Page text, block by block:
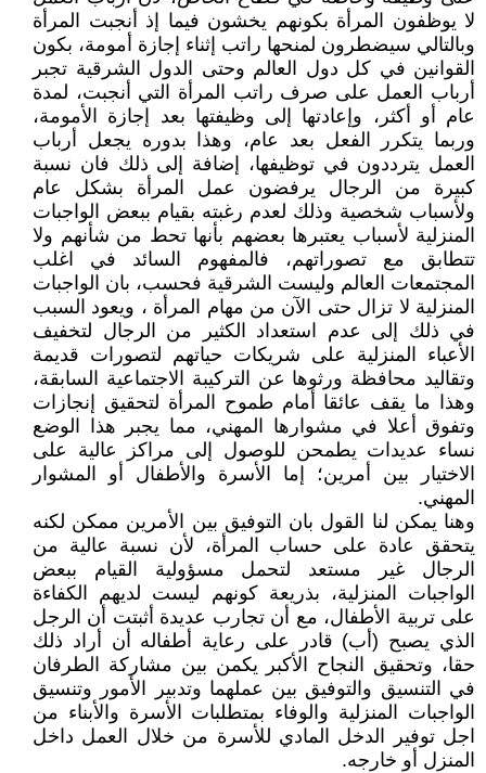
لا يوظفون المرأة بكونهم يخشون فيما إذ أنجبت المرأة
وبالتالي سيضطرون لمنحها راتب إثناء إجازة أمومة، بكون
القوانين في كل دول العالم وحتى الدول الشرقية تجبر
أرباب العمل على صرف راتب المرأة التي أنجبت، لمدة
عام أو أكثر، وإعادتها إلى وظيفتها بعد إجازة الأمومة،
وربما يتكرر الفعل بعد عام، وهذا بدوره يجعل أرباب
العمل يترددون في توظيفها، إضافة إلى ذلك فان نسبة
كبيرة من الرجال يرفضون عمل المرأة بشكل عام
ولأسباب شخصية وذلك لعدم رغبته بقيام ببعض الواجبات
المنزلية لأسباب يعتبرها بعضهم بأنها تحط من شأنهم ولا
تتطابق مع تصوراتهم، فالمفهوم السائد في اغلب
المجتمعات العالم وليست الشرقية فحسب، بان الواجبات
المنزلية لا تزال حتى الآن من مهام المرأة ، ويعود السبب
في ذلك إلى عدم استعداد الكثير من الرجال لتخفيف
الأعباء المنزلية على شريكات حياتهم لتصورات قديمة
وتقاليد محافظة ورثوها عن التركيبة الاجتماعية السابقة،
وهذا ما يقف عائقا أمام طموح المرأة لتحقيق إنجازات
وتفوق أعلا في مشوارها المهني، مما يجبر هذا الوضع
نساء عديدات يطمحن للوصول إلى مراكز عالية على
الاختيار بين أمرين؛ إما الأسرة والأطفال أو المشوار
المهني.
وهنا يمكن لنا القول بان التوفيق بين الأمرين ممكن لكنه
يتحقق عادة على حساب المرأة، لأن نسبة عالية من
الرجال غير مستعد لتحمل مسؤولية القيام ببعض
الواجبات المنزلية، بذريعة كونهم ليست لديهم الكفاءة
على تربية الأطفال، مع أن تجارب عديدة أثبتت أن الرجل
الذي يصبح (أب) قادر على رعاية أطفاله أن أراد ذلك
حقا، وتحقيق النجاح الأكبر يكمن بين مشاركة الطرفان
في التنسيق والتوفيق بين عملهما وتدبير الأمور وتنسيق
الواجبات المنزلية والوفاء بمتطلبات الأسرة والأبناء من
اجل توفير الدخل المادي للأسرة من خلال العمل داخل
المنزل أو خارجه.